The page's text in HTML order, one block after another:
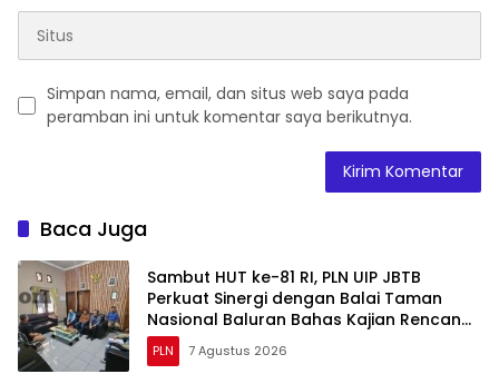
Simpan nama, email, dan situs web saya pada
peramban ini untuk komentar saya berikutnya.
Baca Juga
Sambut HUT ke-81 RI, PLN UIP JBTB
Perkuat Sinergi dengan Balai Taman
Nasional Baluran Bahas Kajian Rencana
Proyek SUTET 500 kV Paiton–
Watudodol/Kalipuro
PLN 7 Agustus 2026